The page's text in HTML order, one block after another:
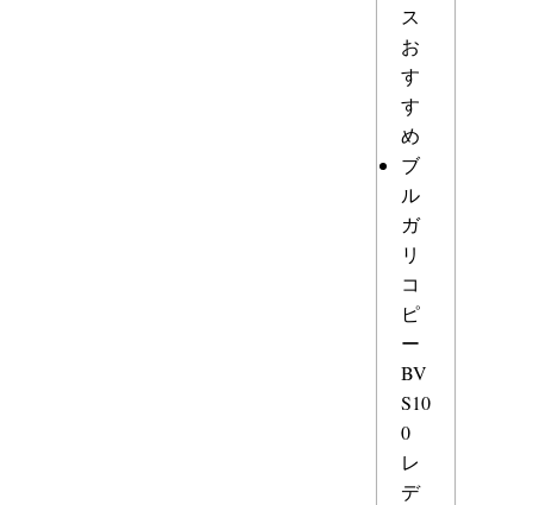
ス
お
す
す
め
ブ
ル
ガ
リ
コ
ピ
ー
BV
S10
0
レ
デ